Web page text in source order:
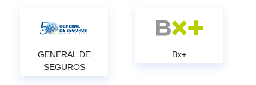
GENERAL DE
SEGUROS
Bx+